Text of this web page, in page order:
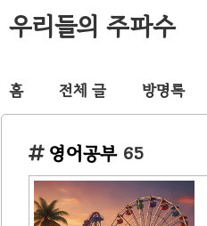
우리들의 주파수
홈 전체 글 방명록
영어공부 65